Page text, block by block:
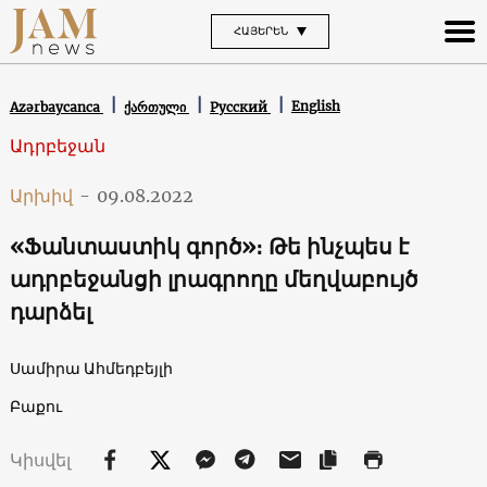
ՀԱՅԵՐԵՆ
Azərbaycanca ქართული Русский English
Ադրբեջան
Արխիվ - 09.08.2022
«Ֆանտաստիկ գործ»։ Թե ինչպես է
ադրբեջանցի լրագրողը մեղվաբույծ
դարձել
Սամիրա Ահմեդբեյլի
Բաքու
Կիսվել